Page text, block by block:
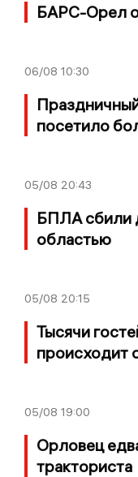
БАРС-Орел
06/08 10:30
посетило
05/08 20:43
БПЛА сбили
областью
05/08 20:15
Тысячи
происходит
05/08 19:00
Орловец
тракториста